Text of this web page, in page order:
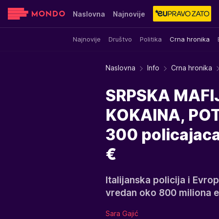
Naslovna Najnovije
Najnovije Društvo Politika Crna hronika
Sensa Stvar ukusa Yumama
Naslovna Info Crna hronika
SRPSKA
KOKAINA,
300
€
Italijanska policija i
vredan oko 800 miliona
Sara Gajić